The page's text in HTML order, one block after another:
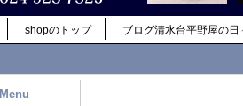
shopのトップ ブログ清水台平野屋の日
Menu